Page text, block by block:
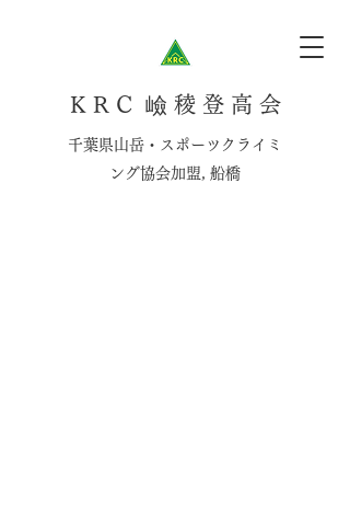
K R C 嶮 稜 登 高 会
千葉県山岳・スポーツクライミ
ング協会加盟, 船橋